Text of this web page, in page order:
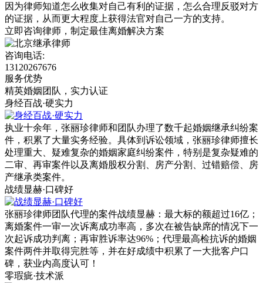
因为律师知道怎么收集对自己有利的证据，怎么合理反驳对方
的证据，从而更大程度上获得法官对自己一方的支持。
立即咨询律师， 制定最佳离婚解决方案
咨询电话:
13120267676
服务优势
精英婚姻团队，实力认证
身经百战·硬实力
执业十余年，张丽珍律师和团队办理了数千起婚姻继承纠纷案
件，积累了大量实务经验。具体到诉讼领域，张丽珍律师擅长
处理重大、疑难复杂的婚姻家庭纠纷案件，特别是复杂疑难的
二审、再审案件以及离婚股权分割、房产分割、过错赔偿、房
产继承类案件。
战绩显赫·口碑好
张丽珍律师团队代理的案件战绩显赫：最大标的额超过16亿；
离婚案件一审一次诉离成功率高，多次在被告缺席的情况下一
次起诉成功判离；再审胜诉率达96%；代理最高检抗诉的婚姻
案件两件并取得完胜等，并在好成绩中积累了一大批客户口
碑，获业内高度认可！
零瑕疵·技术派